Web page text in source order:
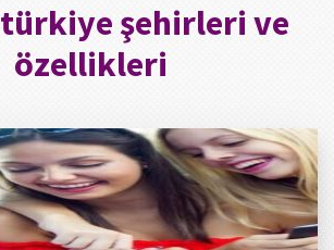
türkiye şehirleri ve
özellikleri